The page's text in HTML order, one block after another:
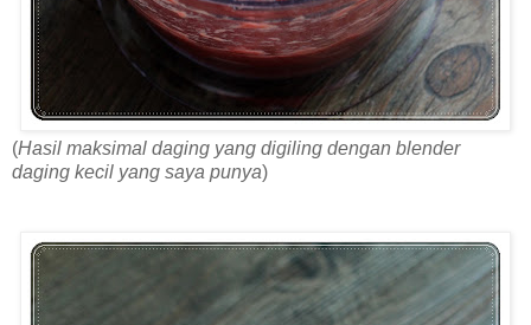
(Hasil maksimal daging yang digiling dengan blender
daging kecil yang saya punya)